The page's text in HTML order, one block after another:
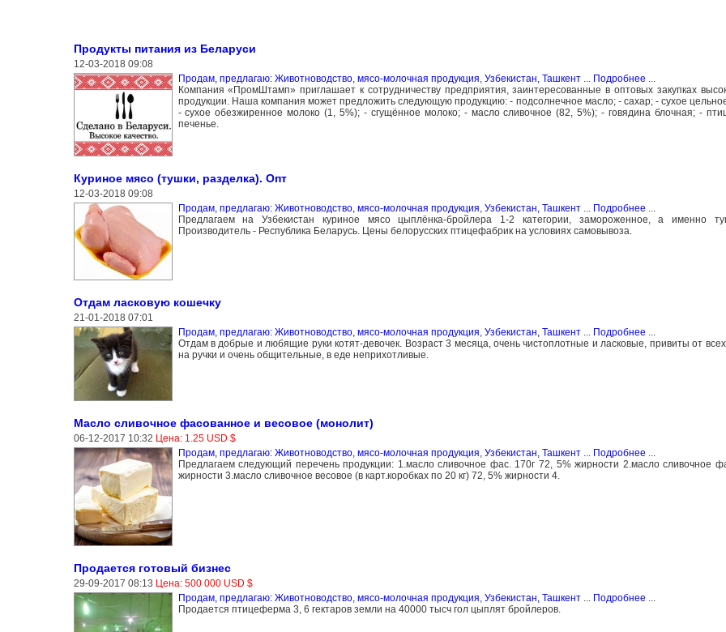
Продукты питания из Беларуси
12-03-2018 09:08
Продам, предлагаю: Животноводство, мясо-молочная продукция, Узбекистан, Ташкент... Подробнее ...
Компания «ПромШтамп» приглашает к сотрудничеству предприятия, заинтересованные в оптовых закупках
продукции. Наша компания может предложить следующую продукцию: - подсолнечное масло; - сахар; - сухое
- сухое обезжиренное молоко (1, 5%); - сгущённое молоко; - масло сливочное (82, 5%); - говядина блочная; -
печенье.
Куриное мясо (тушки, разделка). Опт
12-03-2018 09:08
Продам, предлагаю: Животноводство, мясо-молочная продукция Узбекистан, Ташкент... Подробнее
Предлагаем на Узбекистан куриное мясо цыплёнка-бройлера 1-2 категории, замороженное, а именно
Производитель - Республика Беларусь. Цены белорусских птицефабрик на условиях самовывоза.
Отдам ласковую кошечку
21-01-2018 07:01
Продам, предлагаю: Животноводство, мясо-молочная продукция Узбекистан, Ташкент... Подробнее
Отдам в добрые и любящие руки котят-девочек. Возраст 3 месяца, очень чистоплотные и ласковые, привиты от всех
на ручки и очень общительные, в еде неприхотливые.
Масло сливочное фасованное и весовое (монолит)
06-12-2017 10:32 Цена: 1.25 USD $
Продам, предлагаю: Животноводство, мясо-молочная продукция Узбекистан, Ташкент... Подробнее
Предлагаем следующий перечень продукции: 1.масло сливочное фас. 170г 72, 5% жирности 2.масло сливочное
жирности 3.масло сливочное весовое (в карт.коробках по 20 кг) 72, 5% жирности 4.
Продается готовый бизнес
29-09-2017 08:13 Цена: 500 000 USD $
Продам, предлагаю: Животноводство, мясо-молочная продукция Узбекистан, Ташкент... Подробнее
Продается птицеферма 3, 6 гектаров земли на 40000 тысч гол цыплят бройлеров.